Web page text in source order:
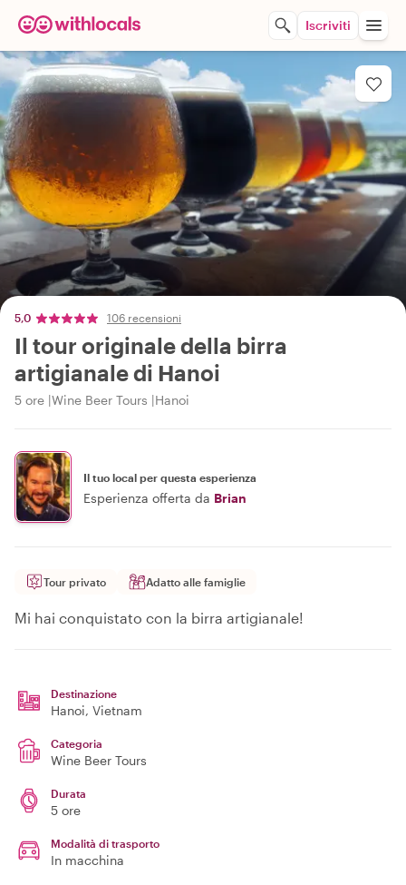
Iscriviti
5,0 106 recensioni
Il tour originale della birra
artigianale di Hanoi
5 ore Wine Beer Tours Hanoi
Il tuo local per questa esperienza
Esperienza offerta da Brian
Tour privato Adatto alle famiglie
Mi hai conquistato con la birra artigianale!
Destinazione
Hanoi, Vietnam
Categoria
Wine Beer Tours
Durata
5 ore
Modalità di trasporto
In macchina